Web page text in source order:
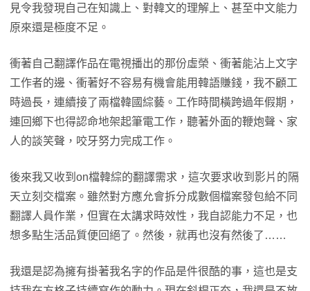
見令我發現自己在知識上、對韓文的理解上、甚至中文能力
原來還是極度不足。
衝著自己翻譯作品在電視播出的那份虛榮、衝著能沾上文字
工作者的邊、衝著好不容易有機會能用韓語賺錢，我不顧工
時過長，連續接了兩檔韓國綜藝。工作時間橫跨過年假期，
連回鄉下也得認命地架起筆電工作，聽著外面的鞭炮聲、家
人的談笑聲，咬牙努力完成工作。
後來我又收到on檔韓綜的翻譯需求，這次要求收到影片的隔
天立刻交檔案。雖然對方應允會拆分成數個檔案發包給不同
翻譯人員作業，但實在太講求時效性，我自認能力不足，也
想多點生活品質便回絕了。然後，就再也沒有然後了……
我還是認為擁有掛著我名字的作品是件很酷的事，這也是支